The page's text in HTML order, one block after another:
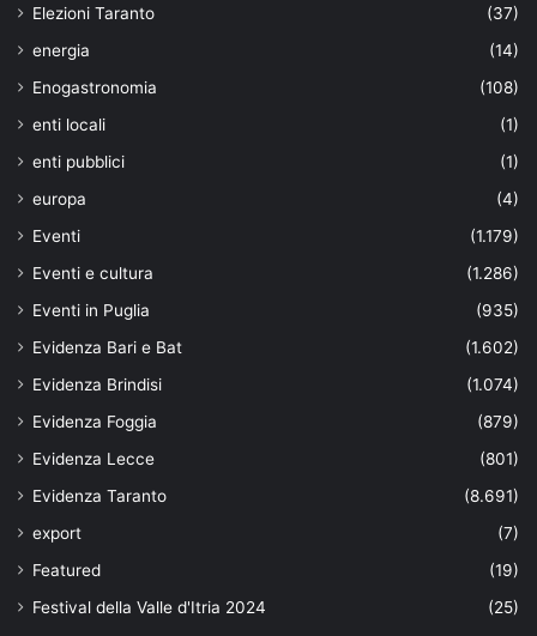
Elezioni Taranto
(37)
energia
(14)
Enogastronomia
(108)
enti locali
(1)
enti pubblici
(1)
europa
(4)
Eventi
(1.179)
Eventi e cultura
(1.286)
Eventi in Puglia
(935)
Evidenza Bari e Bat
(1.602)
Evidenza Brindisi
(1.074)
Evidenza Foggia
(879)
Evidenza Lecce
(801)
Evidenza Taranto
(8.691)
export
(7)
Featured
(19)
Festival della Valle d'Itria 2024
(25)